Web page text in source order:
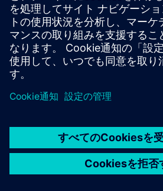
サポート・センター
ご意見・ご要望
違法コピーの連絡先
© Siemens2026
タル・ミレニアム著作権法 (DMCA)